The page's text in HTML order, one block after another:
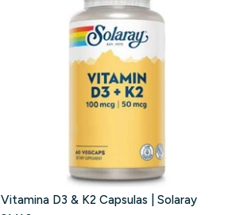
Vitamina D3 & K2 Capsulas | Solaray